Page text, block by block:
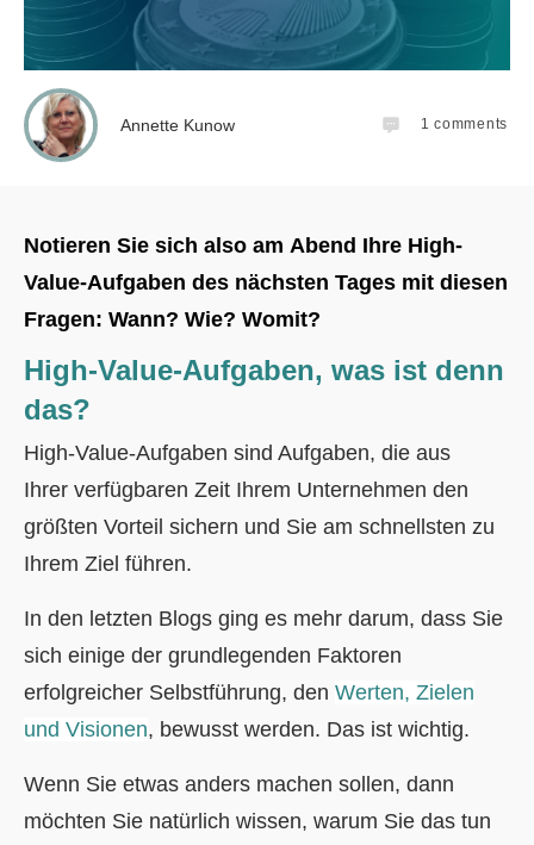
Annette Kunow 1 comments
Notieren Sie sich also am Abend Ihre High-
Value-Aufgaben des nächsten Tages mit diesen
Fragen: Wann? Wie? Womit?
High-Value-Aufgaben, was ist denn
das?
High-Value-Aufgaben sind Aufgaben, die aus
Ihrer verfügbaren Zeit Ihrem Unternehmen den
größten Vorteil sichern und Sie am schnellsten zu
Ihrem Ziel führen.
In den letzten Blogs ging es mehr darum, dass Sie
sich einige der grundlegenden Faktoren
erfolgreicher Selbstführung, den Werten, Zielen
und Visionen, bewusst werden. Das ist wichtig.
Wenn Sie etwas anders machen sollen, dann
möchten Sie natürlich wissen, warum Sie das tun